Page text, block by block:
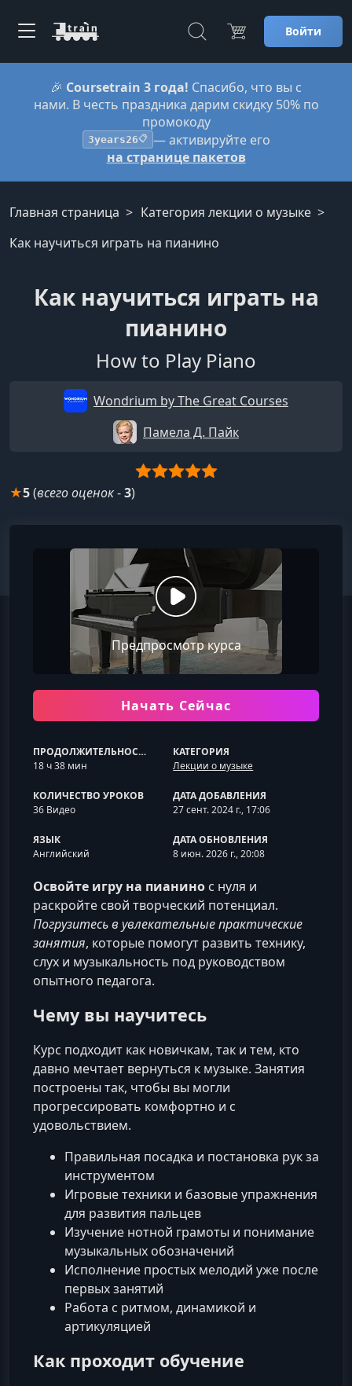
Войти
🎉 Coursetrain 3 года! Спасибо, что вы с
нами. В честь праздника дарим скидку 50% по
промокоду
3years26📋 — активируйте его
на странице пакетов
Главная страница
Категория лекции о музыке
Как научиться играть на пианино
Как научиться играть на
пианино
How to Play Piano
Wondrium by The Great Courses
Памела Д. Пайк
★5(всего оценок-3)
Предпросмотр курса
Начать Сейчас
ПРОДОЛЖИТЕЛЬНОСТЬ
18 ч 38 мин
КАТЕГОРИЯ
Лекции о музыке
КОЛИЧЕСТВО УРОКОВ
36 Видео
ДАТА ДОБАВЛЕНИЯ
27 сент. 2024 г., 17:06
ЯЗЫК
Английский
ДАТА ОБНОВЛЕНИЯ
8 июн. 2026 г., 20:08
Освойте игру на пианино с нуля и
раскройте свой творческий потенциал.
Погрузитесь в увлекательные практические
занятия, которые помогут развить технику,
слух и музыкальность под руководством
опытного педагога.
Чему вы научитесь
Курс подходит как новичкам, так и тем, кто
давно мечтает вернуться к музыке. Занятия
построены так, чтобы вы могли
прогрессировать комфортно и с
удовольствием.
Правильная посадка и постановка рук за
инструментом
Игровые техники и базовые упражнения
для развития пальцев
Изучение нотной грамоты и понимание
музыкальных обозначений
Исполнение простых мелодий уже после
первых занятий
Работа с ритмом, динамикой и
артикуляцией
Как проходит обучение